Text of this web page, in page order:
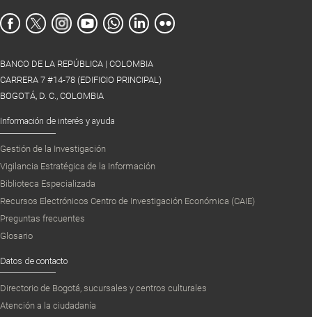
BANCO DE LA REPÚBLICA | COLOMBIA
CARRERA 7 #14-78 (EDIFICIO PRINCIPAL)
BOGOTÁ, D. C., COLOMBIA
Información de interés y ayuda
Gestión de la Investigación
Vigilancia Estratégica de la Información
Biblioteca Especializada
Recursos Electrónicos Centro de Investigación Económica (CAIE)
Preguntas frecuentes
Glosario
Datos de contacto
Directorio de Bogotá, sucursales y centros culturales
Atención a la ciudadanía